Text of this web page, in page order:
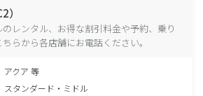
）
レンタル、お得な割引料金や予約、乗り
らから各店舗にお電話ください。
アクア 等
スタンダード・ミドル